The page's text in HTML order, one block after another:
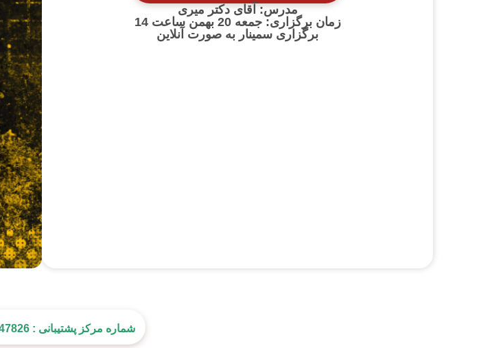
مدرس: آقای دکتر میری
زمان برگزاری: جمعه 20 بهمن ساعت 14
برگزاری سمینار به صورت آنلاین
شماره مرکز پشتیبانی : 22247826-021